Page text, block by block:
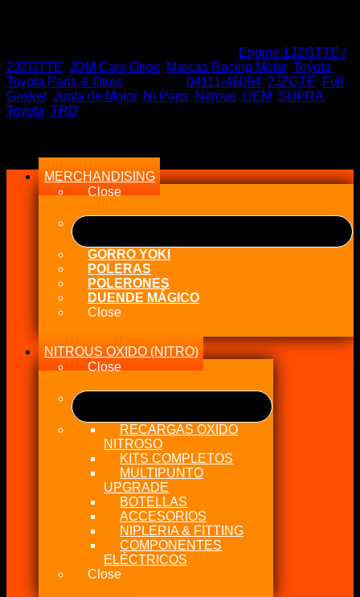
Engine 1JZGTTE /
2JZGTTE JDM Cars Otros Marcas Racing Motor, Toyota
Toyota Parts & Otros
04111-46094 2JZGTE
Full
Gasket, Junta de Motor, Ni Parts Nitrous OEM SUPRA
Toyota TRD
MERCHANDISING
Close
GORRO YOKI
POLERAS
POLERONES
DUENDE MÁGICO
Close
NITROUS OXIDO (NITRO)
Close
RECARGAS OXIDO
NITROSO
KITS COMPLETOS
MULTIPUNTO
UPGRADE
BOTELLAS
ACCESORIOS
NIPLERIA & FITTING
COMPONENTES
ELÉCTRICOS
Close